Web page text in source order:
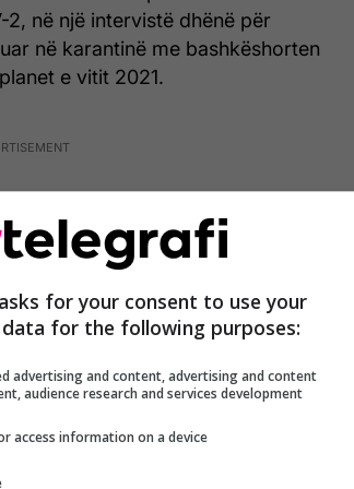
2, në një intervistë dhënë për
në karantinë me bashkëshorten
e vitit 2021.
for your consent to use your
for the following purposes:
advertising and content, advertising and content
audience research and services development
access information on a device